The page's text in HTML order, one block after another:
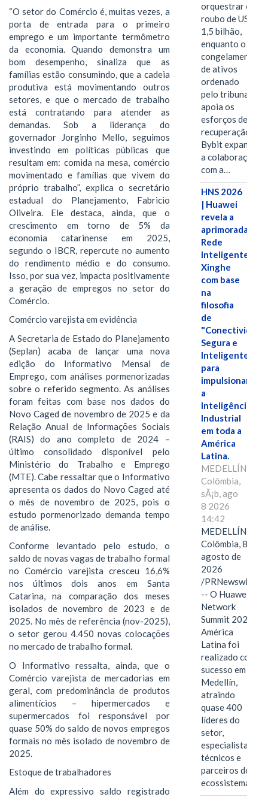
“O setor do Comércio é, muitas vezes, a
porta de entrada para o primeiro
emprego e um importante termômetro
da economia. Quando demonstra um
bom desempenho, sinaliza que as
famílias estão consumindo, que a cadeia
produtiva está movimentando outros
setores, e que o mercado de trabalho
está contratando para atender as
demandas. Sob a liderança do
governador Jorginho Mello, seguimos
investindo em políticas públicas que
resultam em: comida na mesa, comércio
movimentado e famílias que vivem do
próprio trabalho”, explica o secretário
estadual do Planejamento, Fabricio
Oliveira. Ele destaca, ainda, que o
crescimento em torno de 5% da
economia catarinense em 2025,
segundo o IBCR, repercute no aumento
do rendimento médio e do consumo.
Isso, por sua vez, impacta positivamente
a geração de empregos no setor do
Comércio.
Comércio varejista em evidência
A Secretaria de Estado do Planejamento
(Seplan) acaba de lançar uma nova
edição do Informativo Mensal de
Emprego, com análises pormenorizadas
sobre o referido segmento. As análises
foram feitas com base nos dados do
Novo Caged de novembro de 2025 e da
Relação Anual de Informações Sociais
(RAIS) do ano completo de 2024 –
último consolidado disponível pelo
Ministério do Trabalho e Emprego
(MTE). Cabe ressaltar que o Informativo
apresenta os dados do Novo Caged até
o mês de novembro de 2025, pois o
estudo pormenorizado demanda tempo
de análise.
Conforme levantado pelo estudo, o
saldo de novas vagas de trabalho formal
no Comércio varejista cresceu 16,6%
nos últimos dois anos em Santa
Catarina, na comparação dos meses
isolados de novembro de 2023 e de
2025. No mês de referência (nov-2025),
o setor gerou 4.450 novas colocações
no mercado de trabalho formal.
O Informativo ressalta, ainda, que o
Comércio varejista de mercadorias em
geral, com predominância de produtos
alimentícios – hipermercados e
supermercados foi responsável por
quase 50% do saldo de novos empregos
formais no mês isolado de novembro de
2025.
Estoque de trabalhadores
Além do expressivo saldo registrado
orquestrar o
roubo de US$
1,5 bilhão,
enquanto o
congelamento
de ativos
ordenado
pelo tribunal
apoia os
esforços de
recuperação e
Bybit expande
a colaboração
com a…
HNS 2026
| Huawei
revela a
aprimorada
Rede
Inteligente
Xinghe
com base
na
filosofia
de
"Conectividade
Segura e
Inteligente"
para
impulsionar
a
Inteligência
Industrial
em toda a
América
Latina.
MEDELLÍN,
Colômbia,
sÃ¡b, ago
8 2026
14:42
MEDELLÍN,
Colômbia, 8 de
agosto de
2026
/PRNewswire/
-- O Huawei
Network
Summit 2026
América
Latina foi
realizado com
sucesso em
Medellín,
atraindo
quase 400
líderes do
setor,
especialistas
técnicos e
parceiros do
ecossistema.…